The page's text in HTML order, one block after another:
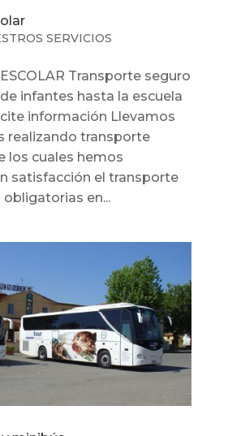
SERVICIOS
Transporte seguro
infantes hasta la escuela
información Llevamos
realizando transporte
los cuales hemos
satisfacción el transporte
en...